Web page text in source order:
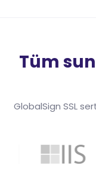
Tüm
GlobalSign SSL